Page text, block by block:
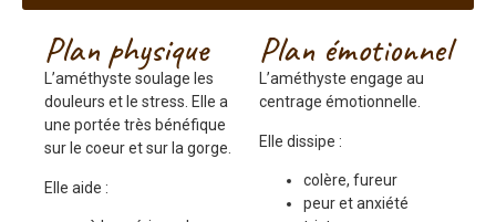
Plan physique
L’améthyste soulage les
douleurs et le stress. Elle a
une portée très bénéfique
sur le coeur et sur la gorge.
Elle aide :
Plan émotionnel
L’améthyste engage au
centrage émotionnelle.
Elle dissipe :
colère, fureur
peur et anxiété